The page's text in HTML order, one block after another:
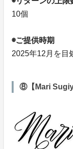
10個
◉ご提供時期
2025年12月を目
⑧【Mari